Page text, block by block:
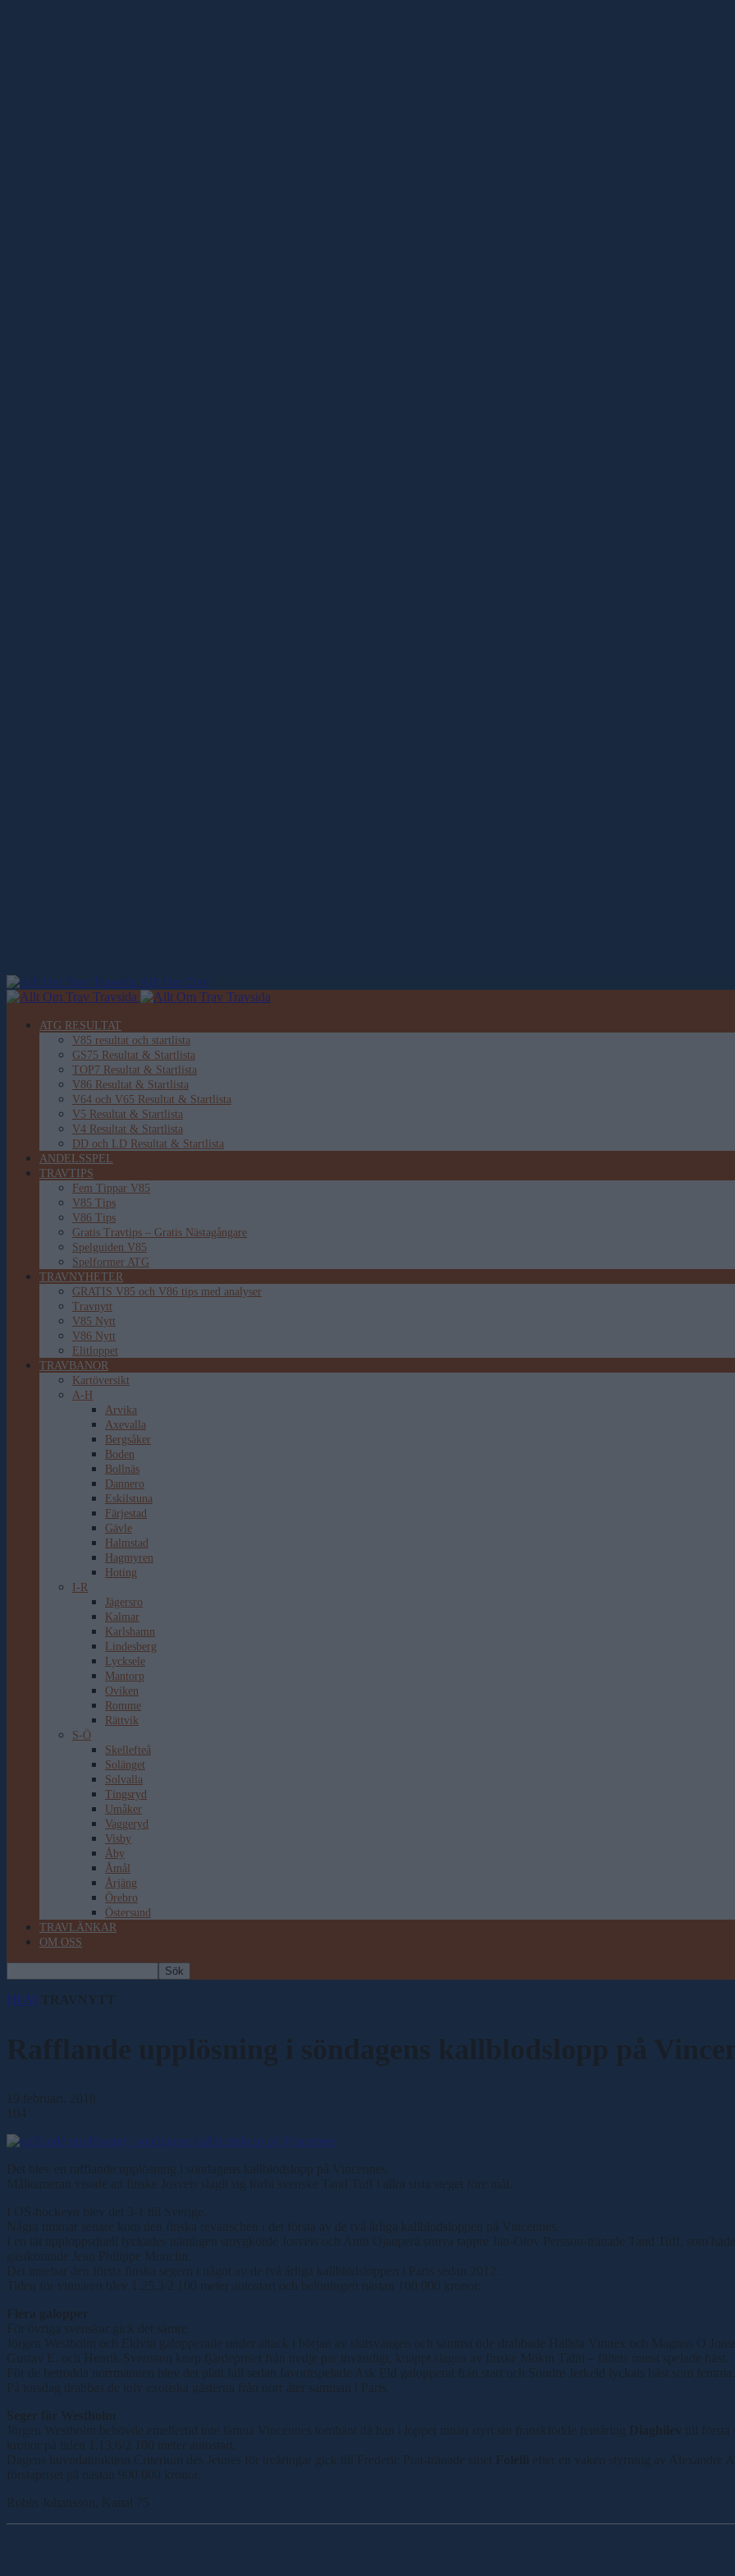
Allt Om Trav
ATG RESULTAT
V85 resultat och startlista
GS75 Resultat & Startlista
TOP7 Resultat & Startlista
V86 Resultat & Startlista
V64 och V65 Resultat & Startlista
V5 Resultat & Startlista
V4 Resultat & Startlista
DD och LD Resultat & Startlista
ANDELSSPEL
TRAVTIPS
Fem Tippar V85
V85 Tips
V86 Tips
Gratis Travtips – Gratis Nästagångare
Spelguiden V85
Spelformer ATG
TRAVNYHETER
GRATIS V85 och V86 tips med analyser
Travnytt
V85 Nytt
V86 Nytt
Elitloppet
TRAVBANOR
Kartöversikt
A-H
Arvika
Axevalla
Bergsåker
Boden
Bollnäs
Dannero
Eskilstuna
Färjestad
Gävle
Halmstad
Hagmyren
Hoting
I-R
Jägersro
Kalmar
Karlshamn
Lindesberg
Lycksele
Mantorp
Oviken
Romme
Rättvik
S-Ö
Skellefteå
Solänget
Solvalla
Tingsryd
Umåker
Vaggeryd
Visby
Åby
Åmål
Årjäng
Örebro
Östersund
TRAVLÄNKAR
OM OSS
HEM TRAVNYTT
Rafflande upplösning i söndagens kallblodslopp på
19 februari, 2018
104
Det blev en rafflande upplösning i söndagens kallblodslopp på Vincennes.
Målkameran visade att finske Josveis slagit sig förbi svenske Tand Tuff i allra sista steget före mål.
I OS-hockeyn blev det 3-1 till Sverige.
Några timmar senare kom den finska revanschen i det första av de två årliga kallblodsloppen på Vincennes.
I en tät upploppsduell lyckades nämligen smygkörde Josveis och Antti Ojanperä snuva tappre Jan-Olov Persson-tränade Tand Tuff, som
gästkörande Jean Philippe Monclin.
Det innebar den första finska segern i något av de två årliga kallblodsloppen i Paris sedan 2012.
Tiden för vinnaren blev 1.25,3/2 100 meter autostart och belöningen nästan 100 000 kronor.
Flera galopper
För övriga svenskar gick det sämre.
Jörgen Westholm och Eldvin galopperade under attack i början av slutsvängen och samma öde drabbade Hallsta Vinnex och Magnus O
Gustav E. och Henrik Svensson knep fjärdepriset från tredje par invändigt, knappt slagna av finske Mökin Tähti – fältets minst spelade häst.
För de betrodda norrmännen blev det platt fall sedan favoritspelade Ask Eld galopperat från start och Sondre Jerkeld lyckats bäst som femma.
På torsdag drabbas de tolv exotiska gästerna från norr åter samman i Paris.
Seger för Westholm
Jörgen Westholm behövde emellertid inte lämna Vincennes tomhänt då han i loppet innan styrt sin franskfödde femåring Diaghilev
till
kronor på tiden 1.13,6/2 100 meter autostart.
Dagens huvudattraktion Criterium des Jeunes för treåringar gick till Frederic Prat-tränade stoet
Folelli efter en vaken styrning av Alexandre
förstapriset på nästan 900 000 kronor.
Robin Johansson, Kanal 75